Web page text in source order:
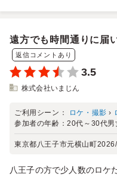
遠方でも時間通りに届
返信コメントあり
3.5
株式会社いまじん
ご利用シーン： ロケ・撮影 ›
参加者の年齢：20代～30代男
東京都八王子市元横山町
八王子の方で少人数のロケ